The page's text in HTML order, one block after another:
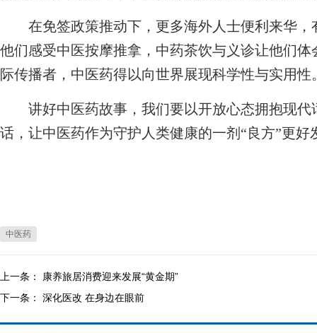
在免签政策推动下，更多海外人士便利来华，
他们感受中医按摩推拿，中药茶饮与义诊让他们
际传播者，中医药得以向世界展现科学性与实用性
讲好中医药故事，我们要以开放心态拥抱现代
话，让中医药作为守护人类健康的一剂“良方”更好
中医药
上一条：
康养旅居消费迎来发展“黄金期”
下一条： 深化医改 在身边在眼前